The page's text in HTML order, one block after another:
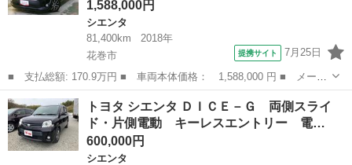
1,588,000円
シエンタ
81,400km
2018年
花巻市
提携サイト 7月25日
■ 支払総額: 170.9万円 ■ 車両本体価格： 1,588,000 円 ■ メーカ
ー名： トヨタ ■ 車種名： シエンタ ■ グレード名： ハイブリ
ッドＧ クエロ 衝突被害軽減システム メモリーナビ フルセグ
両側電動...
岩手 花巻市 シエンタ
トヨタ シエンタ ＤＩＣＥ－Ｇ 両側スライ
ド・片側電動 キーレスエントリー 電…
600,000円
シエンタ